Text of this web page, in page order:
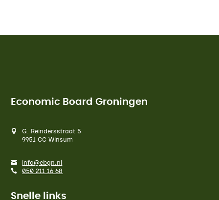
Economic Board Groningen
G. Reindersstraat 5
9951 CC Winsum
info@ebgn.nl
050 211 16 68
Snelle links